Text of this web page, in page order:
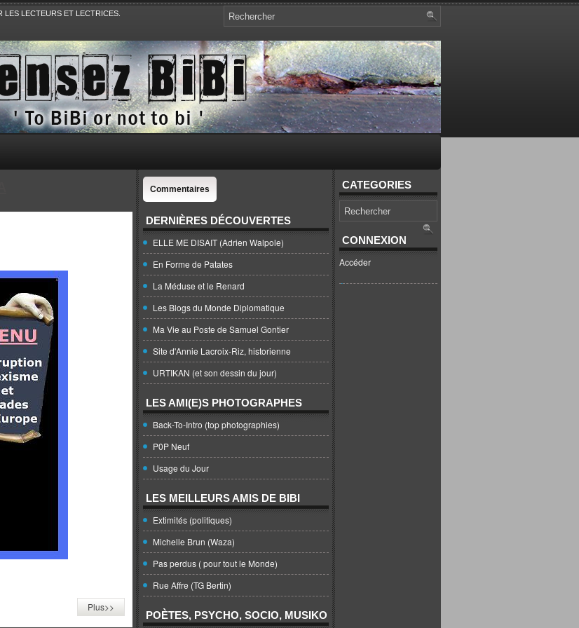
LES LECTEURS ET LECTRICES.
le Sport,. Avec Revue de presse et de blogs.
Plus>>
Commentaires
DERNIÈRES DÉCOUVERTES
ELLE ME DISAIT (Adrien Walpole)
En Forme de Patates
La Méduse et le Renard
Les Blogs du Monde Diplomatique
Ma Vie au Poste de Samuel Gontier
Site d'Annie Lacroix-Riz, historienne
URTIKAN (et son dessin du jour)
LES AMI(E)S PHOTOGRAPHES
Back-To-Intro (top photographies)
P0P Neuf
Usage du Jour
LES MEILLEURS AMIS DE BIBI
Extimités (politiques)
Michelle Brun (Waza)
Pas perdus ( pour tout le Monde)
Rue Affre (TG Bertin)
POÈTES, PSYCHO, SOCIO, MUSIKO
CATEGORIES
CONNEXION
Accéder